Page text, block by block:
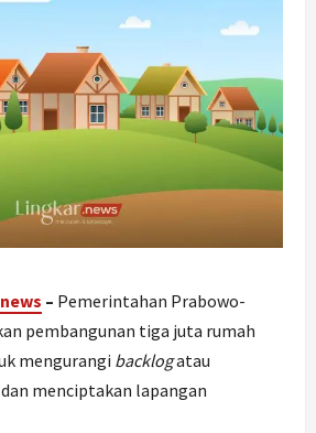
– Pemerintahan Prabowo-
pembangunan tiga juta rumah
mengurangi backlogatau
menciptakan lapangan